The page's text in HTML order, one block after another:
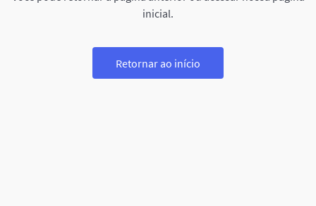
inicial.
Retornar ao início